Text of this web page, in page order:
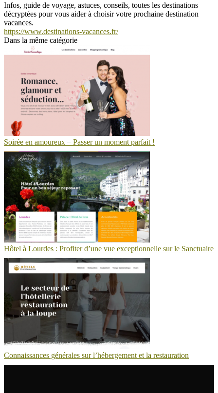
Infos, guide de voyage, astuces, conseils, toutes les destinations
décryptées pour vous aider à choisir votre prochaine destination
vacances.
https://www.destinations-vacances.fr/
Dans la même catégorie
Soirée en amoureux – Passer un moment parfait !
Hôtel à Lourdes : Profiter d’une vue exceptionnelle sur le Sanctuaire
Connaissances générales sur l’hébergement et la restauration